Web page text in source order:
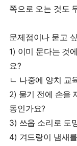
쪽으로 오는 것도
문제점이나 묻고
1) 이미 문다는 것
요?
ㄴ 나중에 양치 교
2) 물기 전에 손을
동인가요?
3) 쓰읍 소리로 도
4) 겨드랑이 냄새